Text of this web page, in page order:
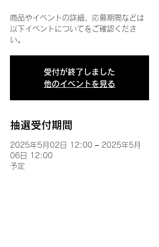
商品やイベントの詳細、応募期間などは
以下イベントについてをご確認くださ
い。
受付が終了しました
他のイベントを見る
抽選受付期間
2025年5月02日 12:00 – 2025年5月
06日 12:00
予定